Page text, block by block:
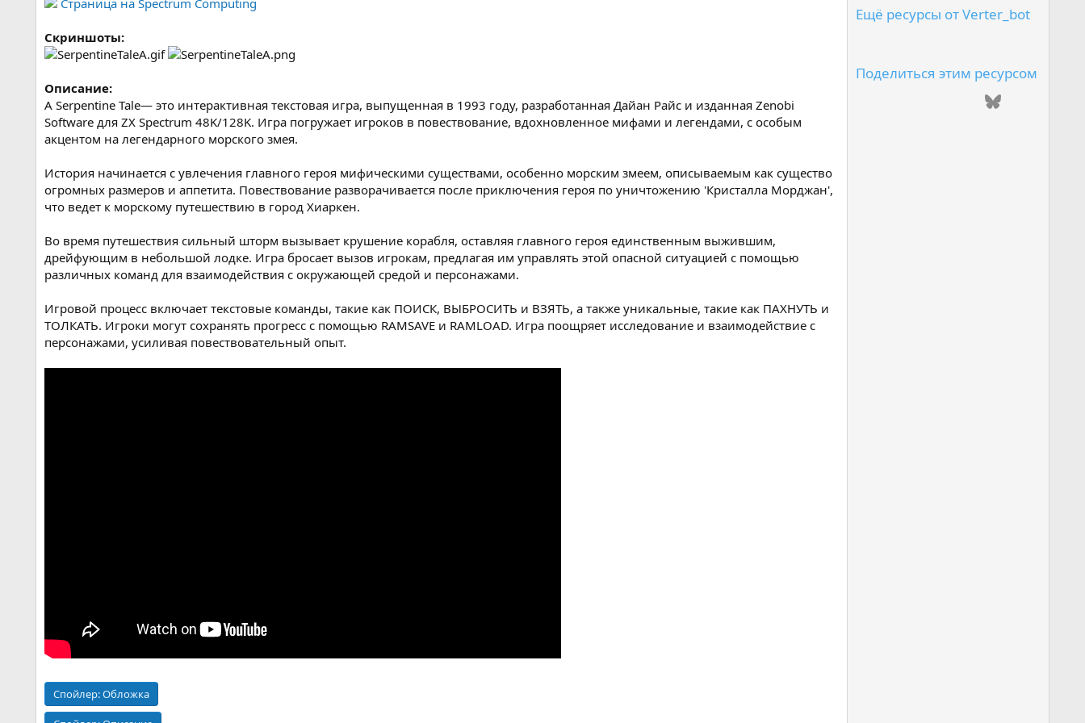
Страница на Spectrum Computing
Скриншоты:
Описание:
A Serpentine Tale— это интерактивная текстовая игра, выпущенная в 1993 году, разработанная Дайан Райс и изданная Zenobi
Software для ZX Spectrum 48K/128K. Игра погружает игроков в повествование, вдохновленное мифами и легендами, с особым
акцентом на легендарного морского змея.
История начинается с увлечения главного героя мифическими существами, особенно морским змеем, описываемым как существо
огромных размеров и аппетита. Повествование разворачивается после приключения героя по уничтожению 'Кристалла Морджан',
что ведет к морскому путешествию в город Хиаркен.
Во время путешествия сильный шторм вызывает крушение корабля, оставляя главного героя единственным выжившим,
дрейфующим в небольшой лодке. Игра бросает вызов игрокам, предлагая им управлять этой опасной ситуацией с помощью
различных команд для взаимодействия с окружающей средой и персонажами.
Игровой процесс включает текстовые команды, такие как ПОИСК, ВЫБРОСИТЬ и ВЗЯТЬ, а также уникальные, такие как ПАХНУТЬ и
ТОЛКАТЬ. Игроки могут сохранять прогресс с помощью RAMSAVE и RAMLOAD. Игра поощряет исследование и взаимодействие с
персонажами, усиливая повествовательный опыт.
Спойлер:Обложка
0
0
з
д
Ещё ресурсы от Verter_bot
Поделиться этим ресурсом
Одноклассники
TelegramBluesky